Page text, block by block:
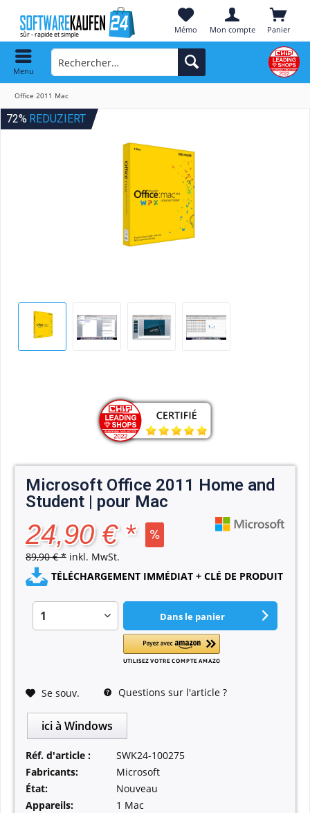
Panier
Mémo Mon compte
Menu
Office 2011 Mac
72% REDUZIERT
Microsoft Office 2011 Home and
Student | pour Mac
24,90 € *
89,90 € * inkl. MwSt.
TÉLÉCHARGEMENT IMMÉDIAT + CLÉ DE PRODUIT
Dans le panier
Se souv. Questions sur l'article ?
ici à Windows
Réf. d'article :
SWK24-100275
Fabricants:
Microsoft
État:
Nouveau
Appareils:
1 Mac